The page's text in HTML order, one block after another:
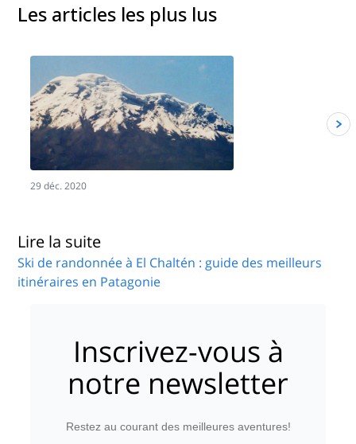
Les articles les plus lus
29 déc. 2020
Lire la suite
Ski de randonnée à El Chaltén : guide des meilleurs
itinéraires en Patagonie
Inscrivez-vous à
notre newsletter
Restez au courant des meilleures aventures!